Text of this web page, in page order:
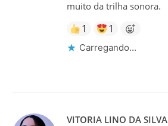
muito da trilha sonora.
1 1
Carregando...
VITORIA LINO DA SILVA